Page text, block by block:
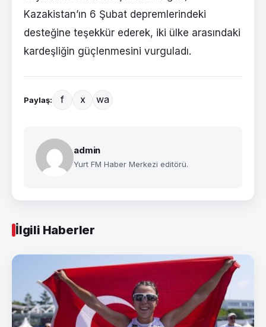
Kazakistan’ın 6 Şubat depremlerindeki
desteğine teşekkür ederek, iki ülke arasındaki
kardeşliğin güçlenmesini vurguladı.
Paylaş: f x wa
admin
Yurt FM Haber Merkezi editörü.
İlgili Haberler